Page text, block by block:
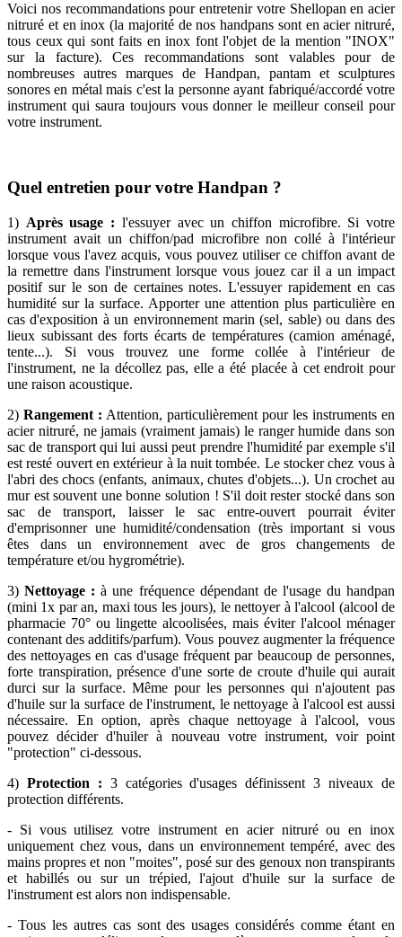
Voici nos recommandations pour entretenir votre Shellopan en acier
nitruré et en inox (la majorité de nos handpans sont en acier nitruré,
tous ceux qui sont faits en inox font l'objet de la mention "INOX"
sur la facture). Ces recommandations sont valables pour de
nombreuses autres marques de Handpan, pantam et sculptures
sonores en métal mais c'est la personne ayant fabriqué/accordé votre
instrument qui saura toujours vous donner le meilleur conseil pour
votre instrument.
Quel entretien pour votre Handpan ?
1) Après usage : l'essuyer avec un chiffon microfibre. Si votre
instrument avait un chiffon/pad microfibre non collé à l'intérieur
lorsque vous l'avez acquis, vous pouvez utiliser ce chiffon avant de
la remettre dans l'instrument lorsque vous jouez car il a un impact
positif sur le son de certaines notes. L'essuyer rapidement en cas
humidité sur la surface. Apporter une attention plus particulière en
cas d'exposition à un environnement marin (sel, sable) ou dans des
lieux subissant des forts écarts de températures (camion aménagé,
tente...). Si vous trouvez une forme collée à l'intérieur de
l'instrument, ne la décollez pas, elle a été placée à cet endroit pour
une raison acoustique.
2) Rangement : Attention, particulièrement pour les instruments en
acier nitruré, ne jamais (vraiment jamais) le ranger humide dans son
sac de transport qui lui aussi peut prendre l'humidité par exemple s'il
est resté ouvert en extérieur à la nuit tombée. Le stocker chez vous à
l'abri des chocs (enfants, animaux, chutes d'objets...). Un crochet au
mur est souvent une bonne solution ! S'il doit rester stocké dans son
sac de transport, laisser le sac entre-ouvert pourrait éviter
d'emprisonner une humidité/condensation (très important si vous
êtes dans un environnement avec de gros changements de
température et/ou hygrométrie).
3)Nettoyage : à une fréquence dépendant de l'usage du handpan
(mini 1x par an, maxi tous les jours), le nettoyer à l'alcool (alcool de
pharmacie 70° ou lingette alcoolisées, mais éviter l'alcool ménager
contenant des additifs/parfum). Vous pouvez augmenter la fréquence
des nettoyages en cas d'usage fréquent par beaucoup de personnes,
forte transpiration, présence d'une sorte de croute d'huile qui aurait
durci sur la surface. Même pour les personnes qui n'ajoutent pas
d'huile sur la surface de l'instrument, le nettoyage à l'alcool est aussi
nécessaire. En option, après chaque nettoyage à l'alcool, vous
pouvez décider d'huiler à nouveau votre instrument, voir point
"protection" ci-dessous.
4) Protection : 3 catégories d'usages définissent 3 niveaux de
protection différents.
- Si vous utilisez votre instrument en acier nitruré ou en inox
uniquement chez vous, dans un environnement tempéré, avec des
mains propres et non "moites", posé sur des genoux non transpirants
et habillés ou sur un trépied, l'ajout d'huile sur la surface de
l'instrument est alors non indispensable.
- Tous les autres cas sont des usages considérés comme étant en